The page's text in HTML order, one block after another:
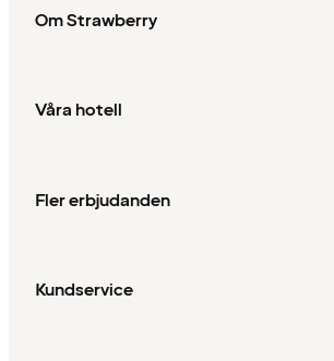
Om Strawberry
Våra hotell
Fler erbjudanden
Kundservice